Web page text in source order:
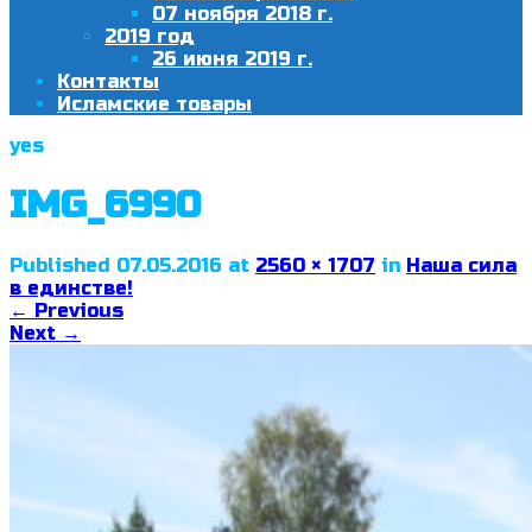
07 ноября 2018 г.
2019 год
26 июня 2019 г.
Контакты
Исламские товары
yes
IMG_6990
Published 07.05.2016 at 2560 × 1707 in Наша сила
в единстве!
← Previous
Next →